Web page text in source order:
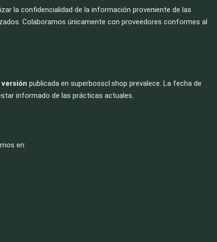
la confidencialidad de la información proveniente de las
Colaboramos únicamente con proveedores conformes al
publicada en superbosscl.shop prevalece. La fecha de
informado de las prácticas actuales.
en: